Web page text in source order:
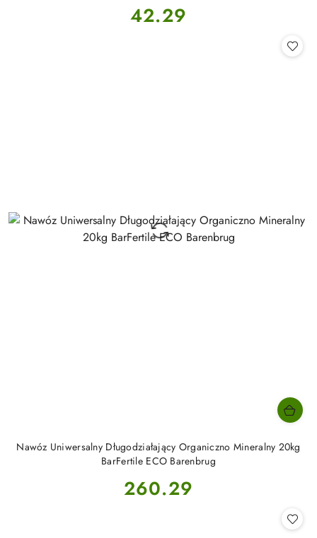
Cena:
42.29
Nawóz Uniwersalny Długodziałający Organiczno Mineralny 20kg
BarFertile ECO Barenbrug
Cena:
260.29